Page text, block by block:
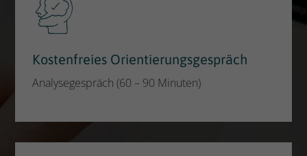
Kostenfreies Orientierungsgespräch
Analysegespräch (60 – 90 Minuten)